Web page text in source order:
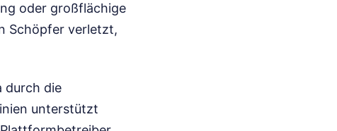
oder großflächige
Schöpfer verletzt,
durch die
unterstützt